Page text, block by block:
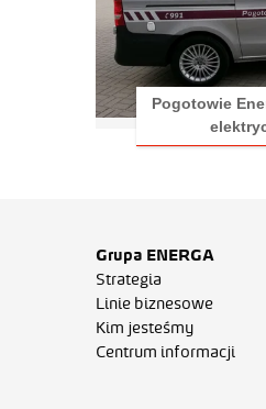
Pogotowie
Grupa ENERGA
Strategia
Linie biznesowe
Kim jesteśmy
Centrum informacji